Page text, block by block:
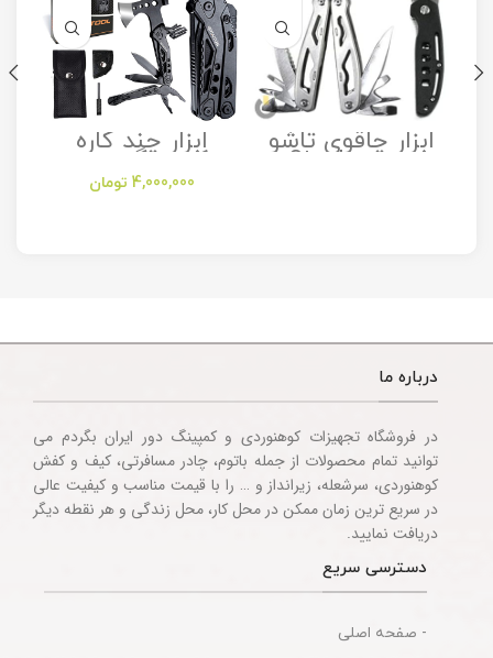
ابزار چاقوی تاشو
مدل Stanley
ابزار چند کاره
کمپینگ مدل
Camping
Multitool
4,000,000 تومان
درباره ما
در فروشگاه تجهیزات کوهنوردی و کمپینگ دور ایران بگردم می
توانید تمام محصولات از جمله باتوم، چادر مسافرتی، کیف و کفش
کوهنوردی، سرشعله، زیرانداز و … را با قیمت مناسب و کیفیت عالی
در سریع ترین زمان ممکن در محل کار، محل زندگی و هر نقطه دیگر
دریافت نمایید.
دسترسی سریع
- صفحه اصلی